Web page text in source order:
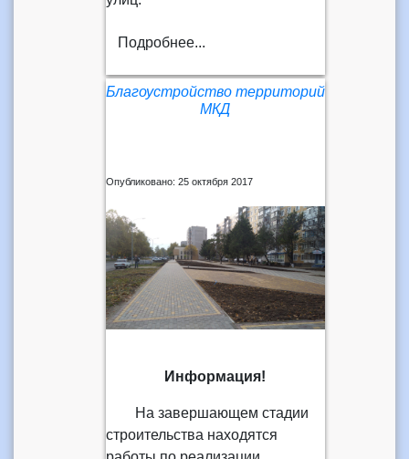
Подробнее...
Благоустройство территорий
МКД
Опубликовано: 25 октября 2017
Информация!
На завершающем стадии
строительства находятся